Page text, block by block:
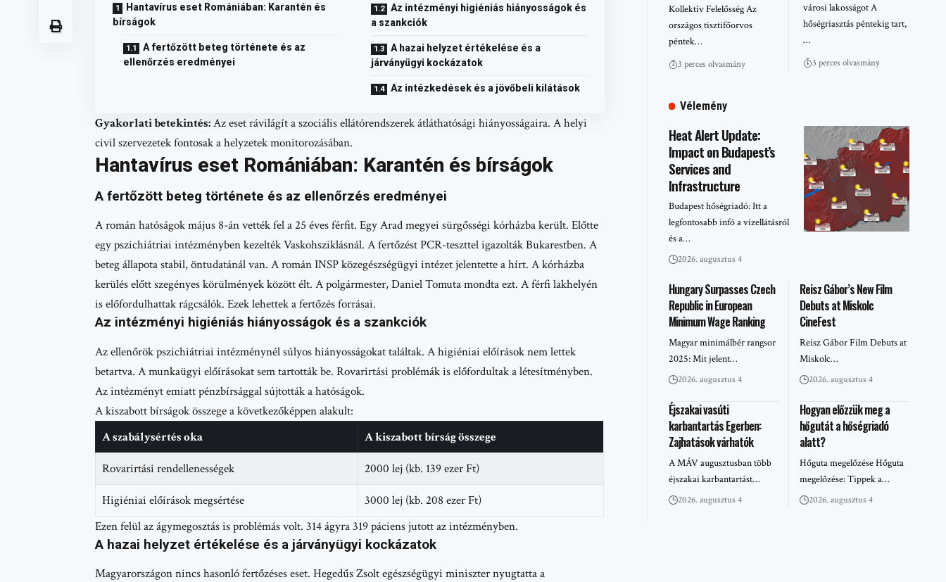
Hantavírus eset Romániában: Karantén és
bírságok
A fertőzött beteg története és az
ellenőrzés eredményei
Az intézményi higiéniás hiányosságok és
a szankciók
A hazai helyzet értékelése és a
járványügyi kockázatok
Az intézkedések és a jövőbeli kilátások
Gyakorlati betekintés:Az eset rávilágít a szociális ellátórendszerek átláthatósági hiányosságaira. A helyi
civil szervezetek fontosak a helyzetek monitorozásában.
Hantavírus eset Romániában: Karantén és bírságok
A fertőzött beteg története és az ellenőrzés eredményei
A román hatóságok május 8-án vették fel a 25 éves férfit. Egy Arad megyei sürgősségi kórházba került. Előtte
egy pszichiátriai intézményben kezelték Vaskohsziklásnál. A fertőzést PCR-teszttel igazolták Bukarestben. A
beteg állapota stabil, öntudatánál van. A román INSP közegészségügyi intézet jelentette a hírt. A kórházba
kerülés előtt szegényes körülmények között élt. A polgármester, Daniel Tomuta mondta ezt. A férfi lakhelyén
is előfordulhattak rágcsálók. Ezek lehettek a fertőzés forrásai.
Az intézményi higiéniás hiányosságok és a szankciók
Az ellenőrök pszichiátriai intézménynél súlyos hiányosságokat találtak. A higiéniai előírások nem lettek
betartva. A munkaügyi előírásokat sem tartották be. Rovarirtási problémák is előfordultak a létesítményben.
Az intézményt emiatt pénzbírsággal sújtották a hatóságok.
A kiszabott bírságok összege a következőképpen alakult:
A szabálysértés oka
A kiszabott bírság összege
Rovarirtási rendellenességek 2000 lej (kb. 139 ezer Ft)
Higiéniai előírások megsértése
3000 lej (kb. 208 ezer Ft)
Ezen felül az ágymegosztás is problémás volt. 314 ágyra 319 páciens jutott az intézményben.
A hazai helyzet értékelése és a járványügyi kockázatok
Magyarországon nincs hasonló fertőzéses eset. Hegedűs Zsolt egészségügyi miniszter nyugtatta a
Kollektív Felelősség Az
országos tisztifőorvos
péntek…
3 perces olvasmány
városi lakosságot A
hőségriasztás péntekig tart,
…
3 perces olvasmány
Vélemény
Heat Alert Update:
Impact on Budapest’s
Services and
Infrastructure
Budapest hőségriadó: Itt a
legfontosabb infó a vízellátásról
és a…
2026. augusztus 4
Hungary Surpasses Czech
Republic in European
Minimum Wage Ranking
Magyar minimálbér rangsor
2025: Mit jelent…
2026. augusztus 4
Reisz Gábor’s New Film
Debuts at Miskolc
CineFest
Reisz Gábor Film Debuts at
Miskolc…
2026. augusztus 4
Éjszakai vasúti
karbantartás Egerben:
Zajhatások várhatók
A MÁV augusztusban több
éjszakai karbantartást…
2026. augusztus 4
Hogyan előzzük meg a
hőgutát a hőségriadó
alatt?
Hőguta megelőzése Hőguta
megelőzése: Tippek a…
2026. augusztus 4